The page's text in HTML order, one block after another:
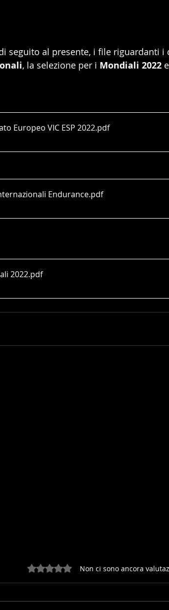
seguito al presente, i file riguardanti
, la selezione per i Mondiali 2022
Europeo VIC ESP 2022.pdf
Endurance.pdf
2022.pdf
Valutazione 0 stelle su 5.
Non ci sono ancora